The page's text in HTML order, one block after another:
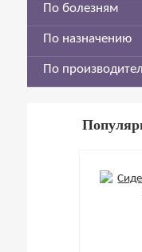
По болезням
По назначению
По